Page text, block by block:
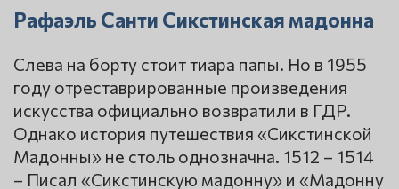
Рафаэль Санти Сикстинская мадонна
Слева на борту стоит тиара папы. Но в 1955
году отреставрированные произведения
искусства официально возвратили в ГДР.
Однако история путешествия «Сикстинской
Мадонны» не столь однозначна. 1512 – 1514
– Писал «Сикстинскую мадонну» и «Мадонну